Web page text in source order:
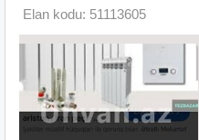
Elan kodu: 51113605